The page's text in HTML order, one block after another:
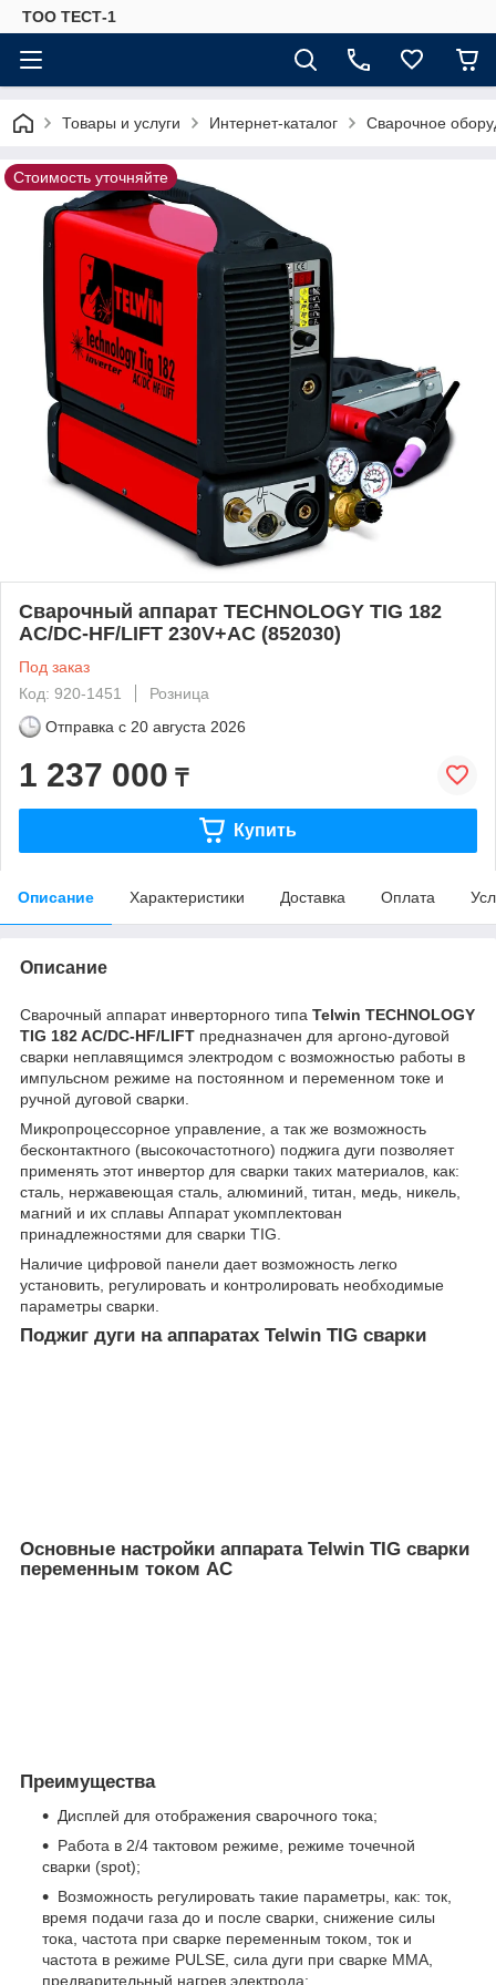
ТОО ТЕСТ-1
Товары и услуги Интернет-каталог Сварочное
Стоимость уточняйте
Сварочный аппарат TECHNOLOGY TIG 182
AC/DC-HF/LIFT 230V+AC (852030)
Под заказ
Код: 920-1451
Розница
Отправка с 20 августа 2026
1 237 000 ₸
Купить
Описание Характеристики Доставка Оплата
Описание
Сварочный аппарат инверторного типа Telwin TECHNOLOGY
TIG 182 AC/DC-HF/LIFT предназначен для аргоно-дуговой
сварки неплавящимся электродом с возможностью работы в
импульсном режиме на постоянном и переменном токе и
ручной дуговой сварки.
Микропроцессорное управление, а так же возможность
бесконтактного (высокочастотного) поджига дуги позволяет
применять этот инвертор для сварки таких материалов, как:
сталь, нержавеющая сталь, алюминий, титан, медь, никель,
магний и их сплавы Аппарат укомплектован
принадлежностями для сварки TIG.
Наличие цифровой панели дает возможность легко
установить, регулировать и контролировать необходимые
параметры сварки.
Поджиг дуги на аппаратах Telwin TIG сварки
Основные настройки аппарата Telwin TIG сварки
переменным током AC
Преимущества
Дисплей для отображения сварочного тока;
Работа в 2/4 тактовом режиме, режиме точечной
сварки (spot);
Возможность регулировать такие параметры, как: ток,
время подачи газа до и после сварки, снижение силы
тока, частота при сварке переменным током, ток и
частота в режиме PULSE, сила дуги при сварке ММА,
предварительный нагрев электрода;